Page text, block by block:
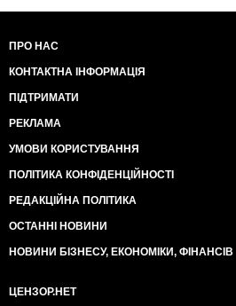
ПРО НАС
КОНТАКТНА ІНФОРМАЦІЯ
ПІДТРИМАТИ
РЕКЛАМА
УМОВИ КОРИСТУВАННЯ
ПОЛІТИКА КОНФІДЕНЦІЙНОСТІ
РЕДАКЦІЙНА ПОЛІТИКА
ОСТАННІ НОВИНИ
НОВИНИ БІЗНЕСУ, ЕКОНОМІКИ, ФІНАНСІВ
ЦЕНЗОР.НЕТ